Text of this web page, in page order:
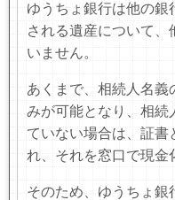
ゆうちょ銀行は他の銀
される遺産について、
いません。
あくまで、相続人名義
みが可能となり、相続
ていない場合は、証書
れ、それを窓口で現金
そのため、ゆうちょ銀